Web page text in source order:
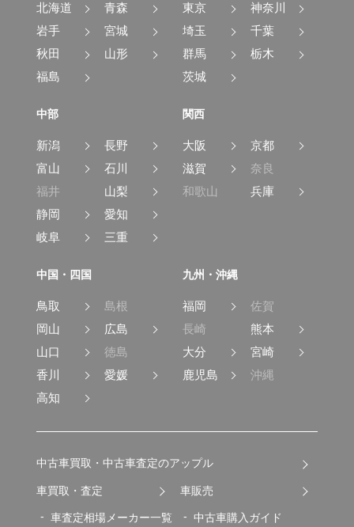
北海道
青森
岩手
宮城
秋田
山形
福島
東京
神奈川
埼玉
千葉
群馬
栃木
茨城
中部
新潟
長野
富山
石川
福井
山梨
静岡
愛知
岐阜
三重
関西
大阪
京都
滋賀
奈良
和歌山
兵庫
中国・四国
鳥取
島根
岡山
広島
山口
徳島
香川
愛媛
高知
九州・沖縄
福岡
佐賀
長崎
熊本
大分
宮崎
鹿児島
沖縄
中古車買取・中古車査定のアップル
車買取・査定
車査定相場メーカー一覧
車販売
中古車購入ガイド